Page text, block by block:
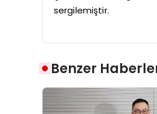
sergilemiştir.
Benzer